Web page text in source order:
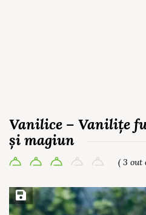
Vanilice – Vanilițe
și magiun
( 3 out
Save Recipe